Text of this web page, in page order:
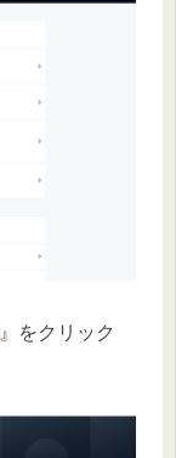
』をクリック